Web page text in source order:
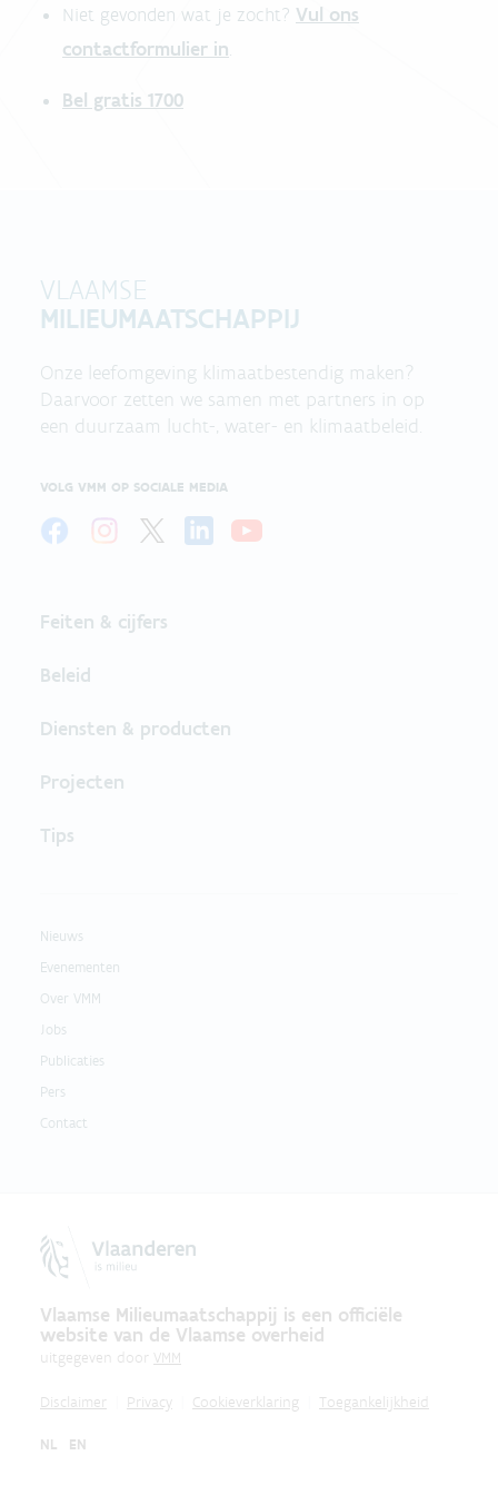
Niet gevonden wat je zocht? Vul ons
contactformulier in.
Bel gratis 1700
VLAAMSE
MILIEUMAATSCHAPPIJ
Onze leefomgeving klimaatbestendig maken?
Daarvoor zetten we samen met partners in op
een duurzaam lucht-, water- en klimaatbeleid.
VOLG VMM OP SOCIALE MEDIA
Feiten & cijfers
Beleid
Diensten & producten
Projecten
Tips
Nieuws
Evenementen
Over VMM
Jobs
Publicaties
Pers
Contact
Vlaamse Milieumaatschappij is een officiële
website van de Vlaamse overheid
uitgegeven door VMM
Disclaimer Privacy Cookieverklaring Toegankelijkheid
NL EN